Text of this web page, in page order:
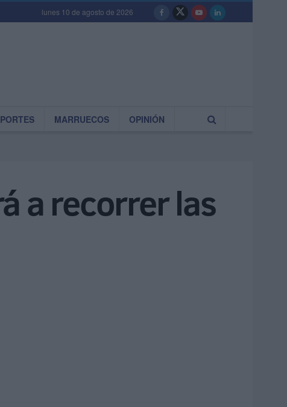
lunes 10 de agosto de 2026
MARRUECOS OPINIÓN
a recorrer las